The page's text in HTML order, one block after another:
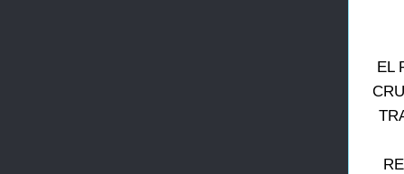
EL